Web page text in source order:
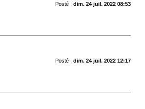
Posté : dim. 24 juil. 2022 08:53
Posté : dim. 24 juil. 2022 12:17